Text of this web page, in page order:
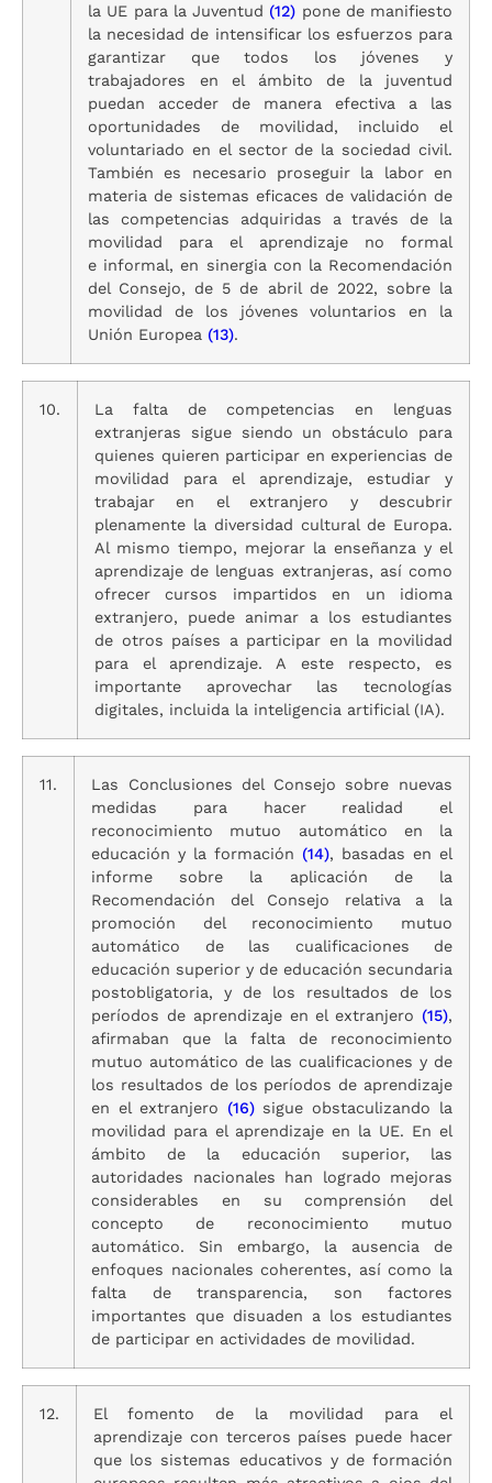
la UE para la Juventud (12) pone de manifiesto
la necesidad de intensificar los esfuerzos para
garantizar que todos los jóvenes y
trabajadores en el ámbito de la juventud
puedan acceder de manera efectiva a las
oportunidades de movilidad, incluido el
voluntariado en el sector de la sociedad civil.
También es necesario proseguir la labor en
materia de sistemas eficaces de validación de
las competencias adquiridas a través de la
movilidad para el aprendizaje no formal
e informal, en sinergia con la Recomendación
del Consejo, de 5 de abril de 2022, sobre la
movilidad de los jóvenes voluntarios en la
Unión Europea (13).
10.
La falta de competencias en lenguas
extranjeras sigue siendo un obstáculo para
quienes quieren participar en experiencias de
movilidad para el aprendizaje, estudiar y
trabajar en el extranjero y descubrir
plenamente la diversidad cultural de Europa.
Al mismo tiempo, mejorar la enseñanza y el
aprendizaje de lenguas extranjeras, así como
ofrecer cursos impartidos en un idioma
extranjero, puede animar a los estudiantes
de otros países a participar en la movilidad
para el aprendizaje. A este respecto, es
importante aprovechar las tecnologías
digitales, incluida la inteligencia artificial (IA).
11.
Las Conclusiones del Consejo sobre nuevas
medidas para hacer realidad el
reconocimiento mutuo automático en la
educación y la formación (14), basadas en el
informe sobre la aplicación de la
Recomendación del Consejo relativa a la
promoción del reconocimiento mutuo
automático de las cualificaciones de
educación superior y de educación secundaria
postobligatoria, y de los resultados de los
períodos de aprendizaje en el extranjero (15),
afirmaban que la falta de reconocimiento
mutuo automático de las cualificaciones y de
los resultados de los períodos de aprendizaje
en el extranjero (16)sigue obstaculizando la
movilidad para el aprendizaje en la UE. En el
ámbito de la educación superior, las
autoridades nacionales han logrado mejoras
considerables en su comprensión del
concepto de reconocimiento mutuo
automático. Sin embargo, la ausencia de
enfoques nacionales coherentes, así como la
falta de transparencia, son factores
importantes que disuaden a los estudiantes
de participar en actividades de movilidad.
12.
El fomento de la movilidad para el
aprendizaje con terceros países puede hacer
que los sistemas educativos y de formación